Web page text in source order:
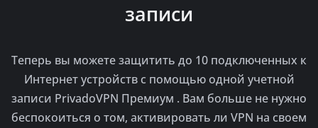
записи
Теперь вы можете защитить до 10 подключенных к
Интернет устройств с помощью одной учетной
записи PrivadoVPN Премиум . Вам больше не нужно
беспокоиться о том, активировать ли VPN на своем